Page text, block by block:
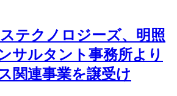
テクノロジーズ、明照
サルタント事務所より
関連事業を譲受け